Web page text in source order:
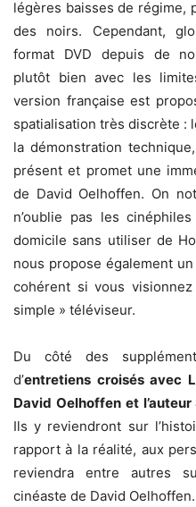
légères baisses de régime,
des noirs. Cependant,
format DVD depuis de
plutôt bien avec les
version française est
spatialisation très discrète :
la démonstration
présent et promet une
de David Oelhoffen. On
n’oublie pas les
domicile sans utiliser de
nous propose également un
cohérent si vous
simple » téléviseur.
Du côté des
d’entretiens croisés avec
David Oelhoffen et
Ils y reviendront sur
rapport à la réalité, aux
reviendra entre autres
cinéaste de David Oelhoffen.